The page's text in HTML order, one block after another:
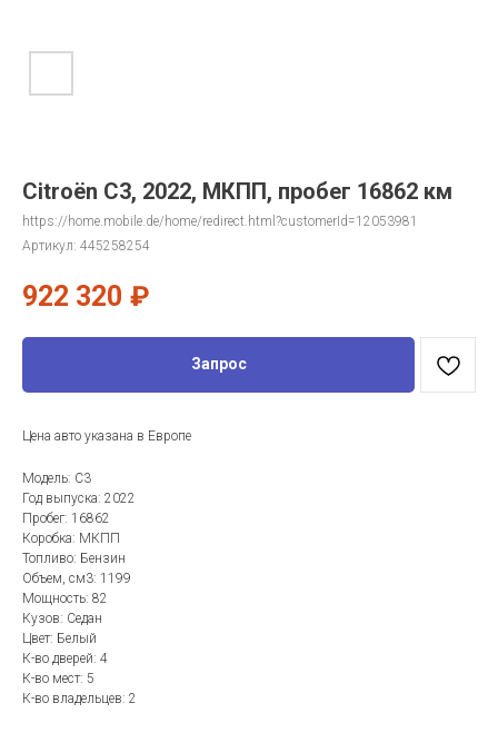
Citroën C3, 2022, МКПП, пробег 16862 км
https://home.mobile.de/home/redirect.html?customerId=12053981
Артикул: 445258254
922 320 ₽
Запрос
Цена авто указана в Европе
Модель: C3
Год выпуска: 2022
Пробег: 16862
Коробка: МКПП
Топливо: Бензин
Объем, см3: 1199
Мощность: 82
Кузов: Седан
Цвет: Белый
К-во дверей: 4
К-во мест: 5
К-во владельцев: 2